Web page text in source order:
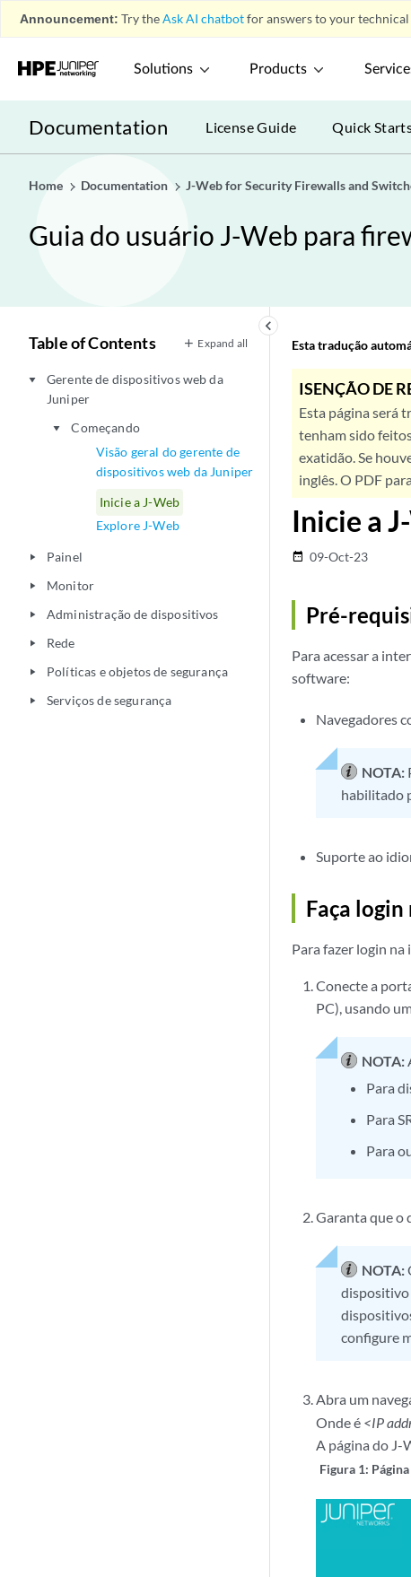
Announcement: Try theAsk AI chatbotfor answers to your
Solutions Products
Documentation License Guide Quick
Home Documentation J-Web for Security Firewalls and
Guia do usuário J-Web para
keyboard_arrow_left
Table of Contents Expand all
play_arrow
Gerente de dispositivos web da
Juniper
play_arrow
Começando
Visão geral do gerente de
dispositivos web da Juniper
Inicie a J-Web
Explore J-Web
play_arrow Painel
play_arrow Monitor
play_arrow Administração de dispositivos
play_arrow Rede
play_arrow Políticas e objetos de segurança
play_arrow Serviços de segurança
Esta tradução
ISENÇÃO DE
Esta página será
tenham sido
exatidão. Se
inglês. O PDF
Inicie a
date_range 09-Oct-23
Pré-
Para acessar a
software:
Navegadores
NOTA:
habilitado
Suporte ao
Faça login
Para fazer login
Conecte a
PC), usando
NOTA:
Para
Para
Para
Garanta que o
NOTA:
dispositivo
configure
Abra um
Onde é <IP
A página do J-
Figura 1: Página